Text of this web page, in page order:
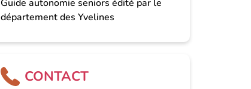
Guide autonomie seniors édité par le
département des Yvelines
CONTACT